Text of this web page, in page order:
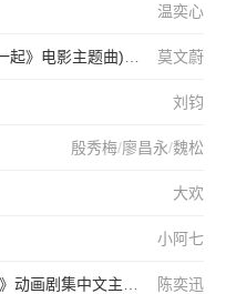
温奕心
莫文蔚
电影主题曲)》简谱
刘钧
殷秀梅/廖昌永/魏松
大欢
小阿七
陈奕迅
集中文主题曲)》简谱